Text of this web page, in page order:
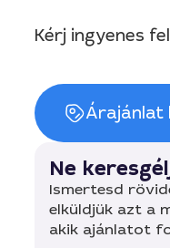
Kérj ingyenes
Árajánlat
Ne
Ismertesd
elküldjük azt a
akik ajánlatot